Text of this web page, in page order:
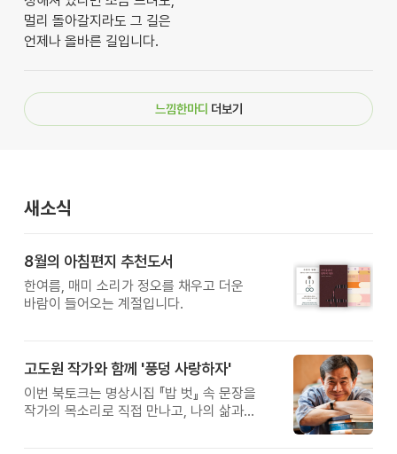
멀리 돌아갈지라도 그 길은
언제나 올바른 길입니다.
느낌한마디 더보기
새소식
8월의 아침편지 추천도서
한여름, 매미 소리가 정오를 채우고 더운
바람이 들어오는 계절입니다.
고도원 작가와 함께 '풍덩 사랑하자'
이번 북토크는 명상시집 『밥 벗』 속 문장을
작가의 목소리로 직접 만나고, 나의 삶과